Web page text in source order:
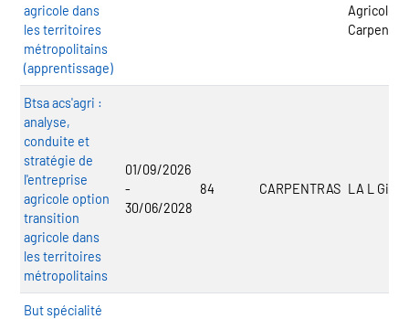
agricole dans
les territoires
métropolitains
(apprentissage)
Agricole
Btsa acs'agri :
analyse,
conduite et
stratégie de
l'entreprise
agricole option
transition
agricole dans
les territoires
métropolitains
01/09/2026
-
30/06/2028
84 CARPENTRAS LA L
But spécialité